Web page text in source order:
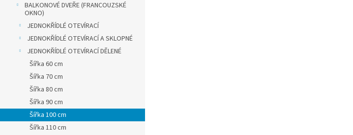
BALKONOVÉ DVEŘE (FRANCOUZSKÉ
OKNO)
JEDNOKŘÍDLÉ OTEVÍRACÍ
JEDNOKŘÍDLÉ OTEVÍRACÍ A SKLOPNÉ
JEDNOKŘÍDLÉ OTEVÍRACÍ DĚLENÉ
Šířka 60 cm
Šířka 70 cm
Šířka 80 cm
Šířka 90 cm
Šířka 100 cm
Šířka 110 cm